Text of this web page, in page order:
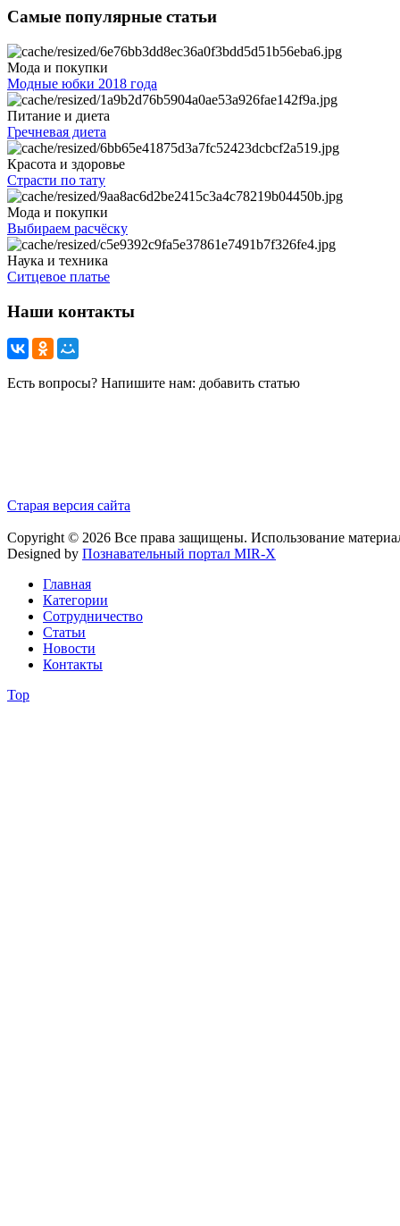
Самые популярные статьи
Мода и покупки
Модные юбки 2018 года
Питание и диета
Гречневая диета
Красота и здоровье
Страсти по тату
Мода и покупки
Выбираем расчёску
Наука и техника
Ситцевое платье
Наши контакты
Есть вопросы? Напишите нам: добавить статью
Старая версия сайта
Copyright © 2026 Все права защищены. Использование
Designed by Познавательный портал MIR-X
Главная
Категории
Сотрудничество
Статьи
Новости
Контакты
Top